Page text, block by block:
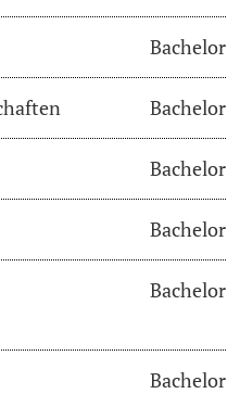
Bachelor
Bachelor
Bachelor
Bachelor
Bachelor
Bachelor